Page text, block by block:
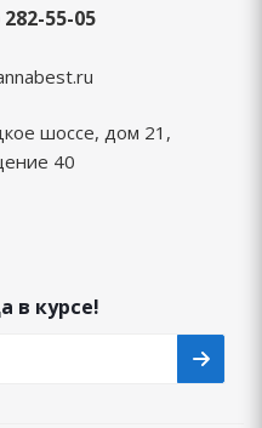
55-05
шоссе, дом 21,
40
в курсе!